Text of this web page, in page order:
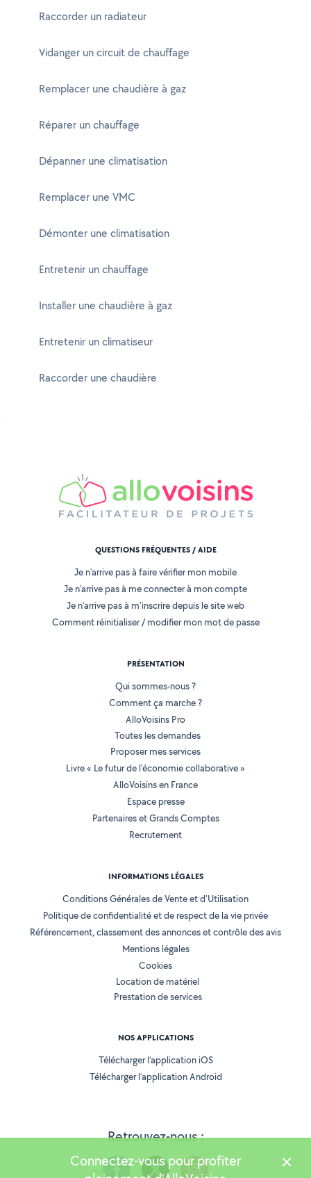
Raccorder un radiateur
Vidanger un circuit de chauffage
Remplacer une chaudière à gaz
Réparer un chauffage
Dépanner une climatisation
Remplacer une VMC
Démonter une climatisation
Entretenir un chauffage
Installer une chaudière à gaz
Entretenir un climatiseur
Raccorder une chaudière
Retrouvez-nous :
QUESTIONS FRÉQUENTES / AIDE
Je n'arrive pas à faire vérifier mon mobile
Je n'arrive pas à me connecter à mon compte
Je n'arrive pas à m'inscrire depuis le site web
Comment réinitialiser / modifier mon mot de passe
PRÉSENTATION
Qui sommes-nous ?
Comment ça marche ?
AlloVoisins Pro
Toutes les demandes
Proposer mes services
Livre « Le futur de l'économie collaborative »
AlloVoisins en France
Espace presse
Partenaires et Grands Comptes
Recrutement
INFORMATIONS LÉGALES
Conditions Générales de Vente et d'Utilisation
Politique de confidentialité et de respect de la vie privée
Référencement, classement des annonces et contrôle des avis
Mentions légales
Cookies
Location de matériel
Prestation de services
NOS APPLICATIONS
Télécharger l’application iOS
Télécharger l’application Android
Connectez-vous pour profiter